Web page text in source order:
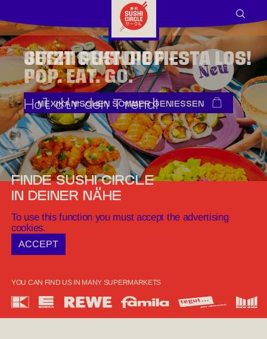
Skip to Main Content
SUSHI PUSH POP -
POP. EAT. GO.
Hol dir den Trend!
FINDE SUSHI CIRCLE
IN DEINER NÄHE
To use this function you must accept the advertising
cookies.
ACCEPT
YOU CAN FIND US IN MANY SUPERMARKETS